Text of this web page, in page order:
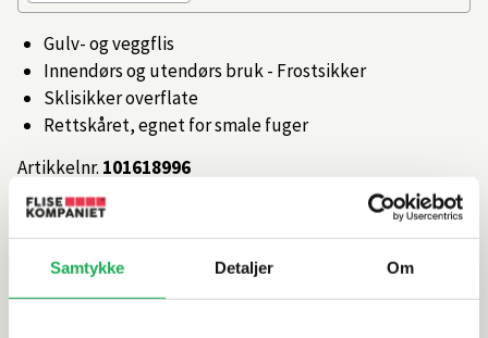
Samtykke Detaljer Om
Gulv- og veggflis
Innendørs og utendørs bruk - Frostsikker
Sklisikker overflate
Rettskåret, egnet for smale fuger
Artikkelnr. 101618996